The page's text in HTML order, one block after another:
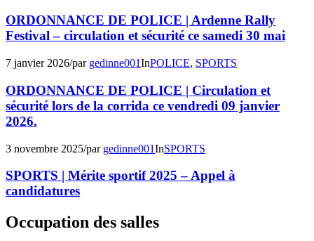
ORDONNANCE DE POLICE | Ardenne Rally
Festival – circulation et sécurité ce samedi 30 mai
7 janvier 2026/par gedinne001InPOLICE, SPORTS
ORDONNANCE DE POLICE | Circulation et
sécurité lors de la corrida ce vendredi 09 janvier
2026.
3 novembre 2025/par gedinne001InSPORTS
SPORTS | Mérite sportif 2025 – Appel à
candidatures
Occupation des salles